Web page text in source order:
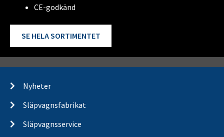
CE-godkänd
SE HELA SORTIMENTET
Nyheter
Släpvagnsfabrikat
Släpvagnsservice